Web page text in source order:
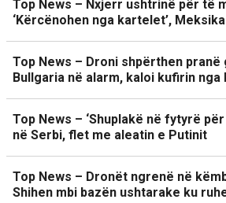
Top News – Nxjerr ushtrinë për të
‘Kërcënohen nga kartelet’,
Top News – Droni shpërthen
Bullgaria në alarm, kaloi kufirin nga
Top News – ‘Shuplakë në fytyrë
në Serbi, flet me aleatin e Putinit
Top News – Dronët ngrenë në
Shihen mbi bazën ushtarake ku